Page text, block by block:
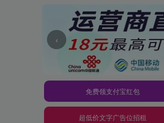
‹
免费领支付宝红包
超低价文字广告位招租